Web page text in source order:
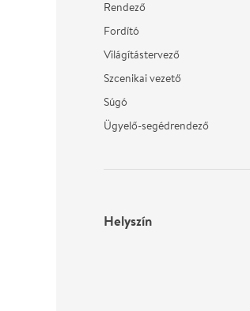
Rendező
Fordító
Világítástervező
Szcenikai vezető
Súgó
Ügyelő-segédrendező
Helyszín